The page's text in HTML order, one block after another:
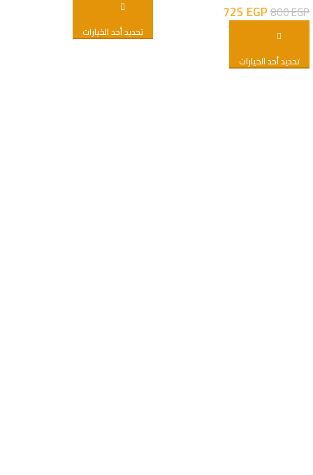
800EGP
725 EGP
تحديد أحد الخيارات
تحديد أحد الخيارات